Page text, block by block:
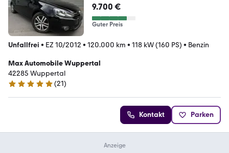
9.700 €
Guter Preis
Unfallfrei • EZ 10/2012 • 120.000 km • 118 kW (160 PS) • Benzin
Max Automobile Wuppertal
42285 Wuppertal
4.9 Sterne
(21)
Kontakt Parken